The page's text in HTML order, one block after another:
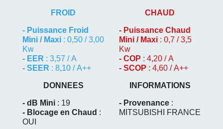
FROID
- Puissance Froid
Mini / Maxi : 0,50 / 3,00
Kw
- EER : 3,57 / A
- SEER : 8,10 / A++
CHAUD
- Puissance Chaud
Mini / Maxi : 0,7 / 3,5
Kw
- COP : 4,20 / A
- SCOP : 4,60 / A++
DONNEES
- dB Mini : 19
- Blocage en Chaud :
OUI
INFORMATIONS
- Provenance :
MITSUBISHI FRANCE